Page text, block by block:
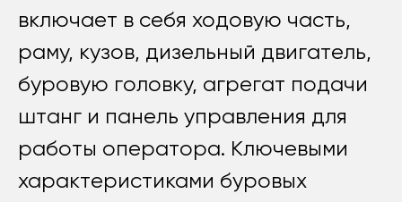
включает в себя ходовую часть,
раму, кузов, дизельный двигатель,
буровую головку, агрегат подачи
штанг и панель управления для
работы оператора. Ключевыми
характеристиками буровых